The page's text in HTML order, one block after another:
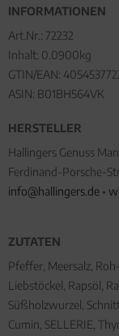
INFORMATIONEN
Art.Nr.: 72232
Inhalt: 0.0900kg
GTIN/EAN:
ASIN: B01BH564VK
HERSTELLER
Hallingers Genuss
Ferdinand-Porsche-
info@hallingers.de •
ZUTATEN
Pfeffer, Meersalz,
Liebstöckel, Rapsöl,
Süßholzwurzel,
Cumin, SELLERIE,